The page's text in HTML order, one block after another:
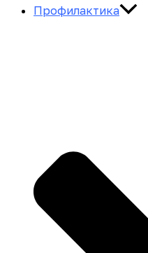
Профилактика